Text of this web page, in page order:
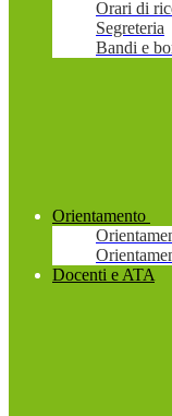
Orari di
Segreteria
Bandi e
Orientamento
Docenti e ATA